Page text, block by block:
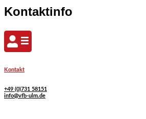
Kontaktinfo
Kontakt
+49 (0)731 58151
info@vfb-ulm.de